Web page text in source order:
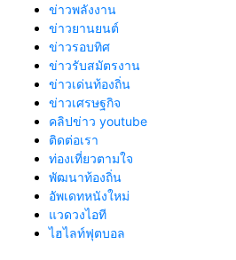
ข่าวพลังงาน
ข่าวยานยนต์
ข่าวรอบทิศ
ข่าวรับสมัตรงาน
ข่าวเด่นท้องถิ่น
ข่าวเศรษฐกิจ
คลิปข่าว youtube
ติดต่อเรา
ท่องเที่ยวตามใจ
พัฒนาท้องถิ่น
อัพเดทหนังใหม่
แวดวงไอที
ไฮไลท์ฟุตบอล